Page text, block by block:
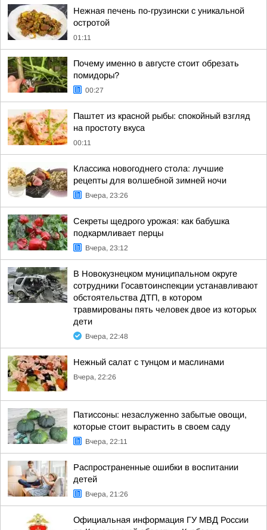
Нежная печень по-грузински с уникальной
остротой
01:11
Почему именно в августе стоит обрезать
помидоры?
00:27
Паштет из красной рыбы: спокойный взгляд
на простоту вкуса
00:11
Классика новогоднего стола: лучшие
рецепты для волшебной зимней ночи
Вчера, 23:26
Секреты щедрого урожая: как бабушка
подкармливает перцы
Вчера, 23:12
В Новокузнецком муниципальном округе
сотрудники Госавтоинспекции устанавливают
обстоятельства ДТП, в котором
травмированы пять человек двое из которых
дети
Вчера, 22:48
Нежный салат с тунцом и маслинами
Вчера, 22:26
Патиссоны: незаслуженно забытые овощи,
которые стоит вырастить в своем саду
Вчера, 22:11
Распространенные ошибки в воспитании
детей
Вчера, 21:26
Официальная информация ГУ МВД России